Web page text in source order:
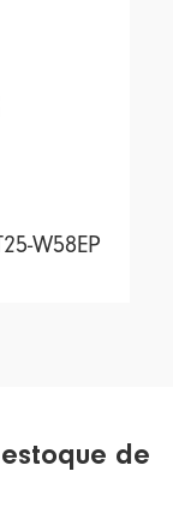
W58EP
de